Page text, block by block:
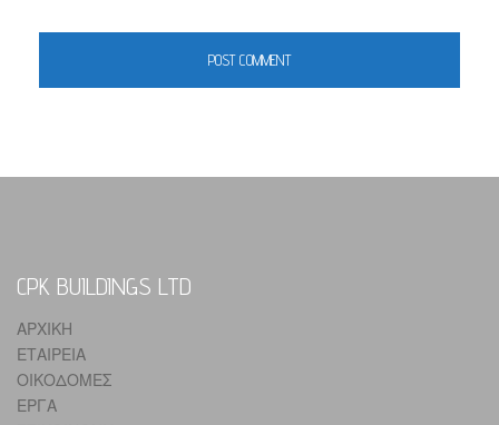
CPK BUILDINGS LTD
ΑΡΧΙΚΗ
ΕΤΑΙΡΕΙΑ
ΟΙΚΟΔΟΜΕΣ
ΕΡΓΑ